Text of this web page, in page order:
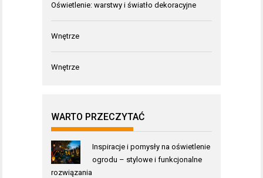
Oświetlenie: warstwy i światło dekoracyjne
Wnętrze
Wnętrze
WARTO PRZECZYTAĆ
Inspiracje i pomysły na oświetlenie
ogrodu – stylowe i funkcjonalne
rozwiązania